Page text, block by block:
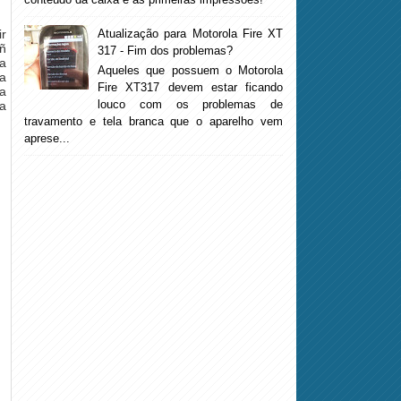
Atualização para Motorola Fire XT
317 - Fim dos problemas?
Aqueles que possuem o Motorola
Fire XT317 devem estar ficando
louco com os problemas de
travamento e tela branca que o aparelho vem
aprese...